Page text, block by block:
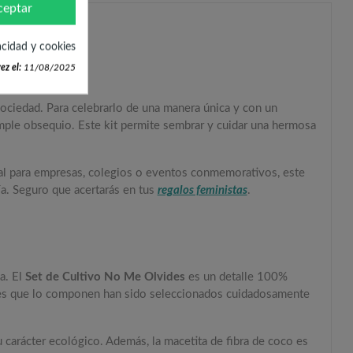
Para celebrarlo de una manera única y con un
obsequio. Este kit permite sembrar y cuidar una hermosa
para empresas, colegios o eventos conmemorativos, este
Seguro que acertarás en tus regalos feministas.
El Set de Cultivo No Me Olvides es un detalle 100%
lo componen han sido seleccionados cuidadosamente
ecológico. Además, la macetita de fibra de coco es
y cookies
el: 11/08/2025